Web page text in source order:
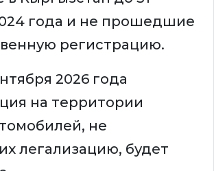
года и не прошедшие
регистрацию.
2026 года
на территории
не
легализацию, будет